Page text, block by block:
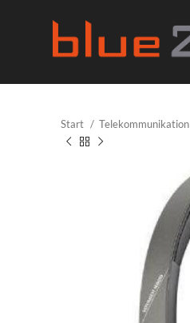
Start Telekommunikation